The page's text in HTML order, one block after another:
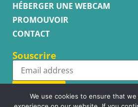
HÉBERGER UNE WEBCAM
PROMOUVOIR
CONTACT
Souscrire
Subscribe
We use cookies to ensure that